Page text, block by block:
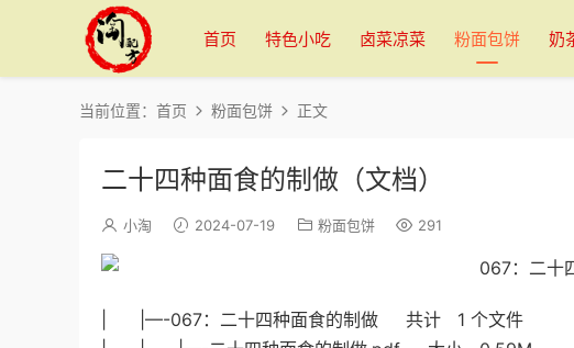
首页 特色小吃 卤菜凉菜 粉面包饼 奶
当前位置： 首页 粉面包饼 正文
二十四种面食的制做（文档）
小淘 2024-07-19 粉面包饼 291
| |—-067：二十四种面食的制做 共计 1 个文件